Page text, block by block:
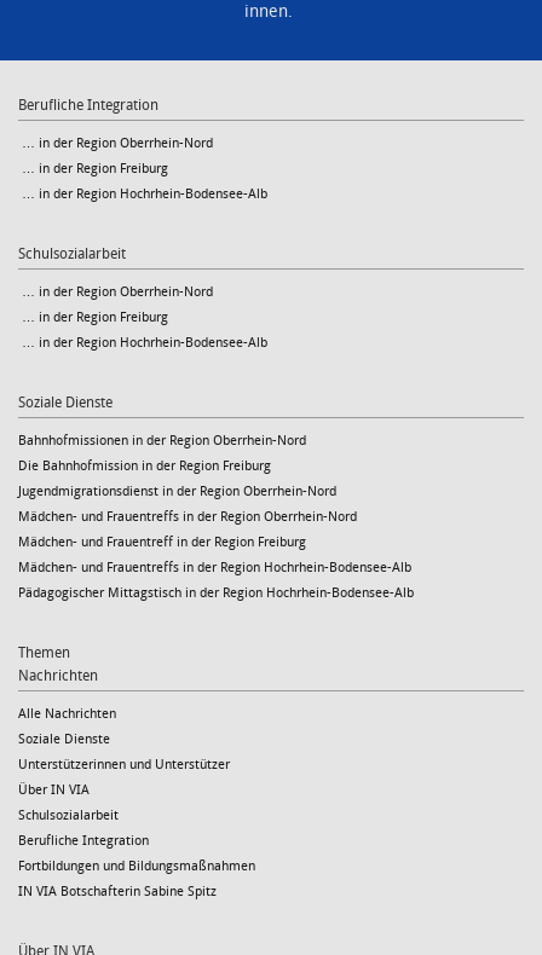
innen.
Berufliche Integration
… in der Region Oberrhein-Nord
… in der Region Freiburg
… in der Region Hochrhein-Bodensee-Alb
Schulsozialarbeit
… in der Region Oberrhein-Nord
… in der Region Freiburg
… in der Region Hochrhein-Bodensee-Alb
Soziale Dienste
Bahnhofmissionen in der Region Oberrhein-Nord
Die Bahnhofmission in der Region Freiburg
Jugendmigrationsdienst in der Region Oberrhein-Nord
Mädchen- und Frauentreffs in der Region Oberrhein-Nord
Mädchen- und Frauentreff in der Region Freiburg
Mädchen- und Frauentreffs in der Region Hochrhein-Bodensee-Alb
Pädagogischer Mittagstisch in der Region Hochrhein-Bodensee-Alb
Themen
Nachrichten
Alle Nachrichten
Soziale Dienste
Unterstützerinnen und Unterstützer
Über IN VIA
Schulsozialarbeit
Berufliche Integration
Fortbildungen und Bildungsmaßnahmen
IN VIA Botschafterin Sabine Spitz
Über IN VIA